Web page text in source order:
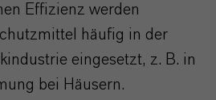
Effizienz werden
häufig in der
eingesetzt, z. B. in
bei Häusern.